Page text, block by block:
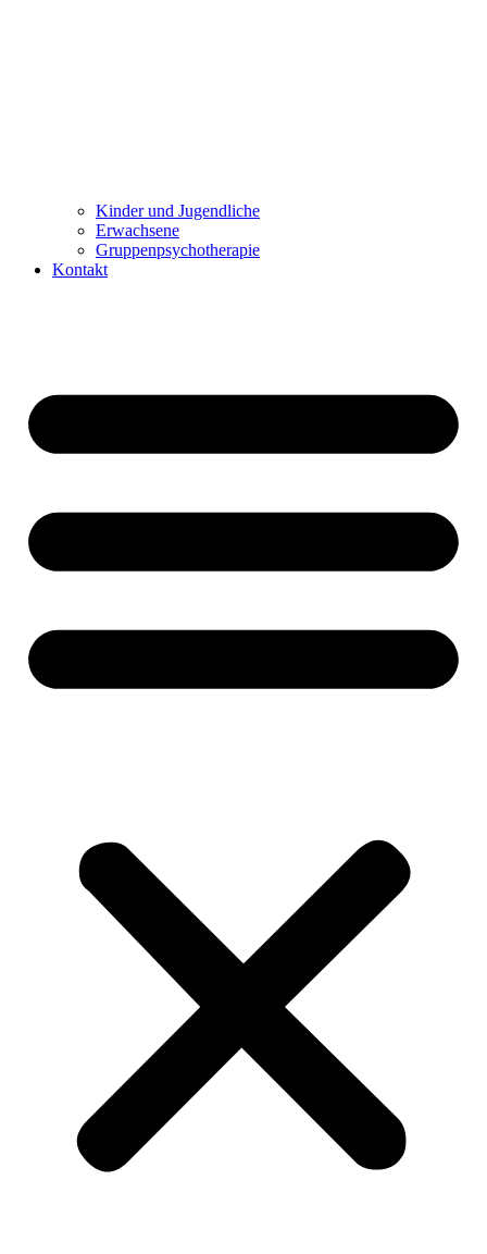
Kinder und Jugendliche
Erwachsene
Gruppenpsychotherapie
Kontakt